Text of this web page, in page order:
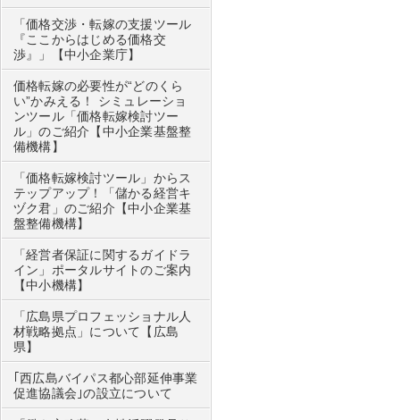
「価格交渉・転嫁の支援ツール
『ここからはじめる価格交
渉』」【中小企業庁】
価格転嫁の必要性が“どのくら
い”かみえる！ シミュレーショ
ンツール「価格転嫁検討ツー
ル」のご紹介【中小企業基盤整
備機構】
「価格転嫁検討ツール」からス
テップアップ！「儲かる経営キ
ヅク君」のご紹介【中小企業基
盤整備機構】
「経営者保証に関するガイドラ
イン」ポータルサイトのご案内
【中小機構】
「広島県プロフェッショナル人
材戦略拠点」について【広島
県】
｢西広島バイパス都心部延伸事業
促進協議会｣の設立について